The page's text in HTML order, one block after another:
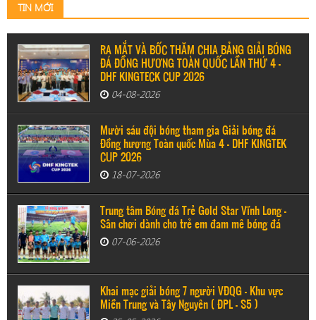
TIN MỚI
RA MẮT VÀ BỐC THĂM CHIA BẢNG GIẢI BÓNG
ĐÁ ĐỒNG HƯƠNG TOÀN QUỐC LẦN THỨ 4 –
DHF KINGTECK CUP 2026
04-08-2026
Mười sáu đội bóng tham gia Giải bóng đá
Đồng hương Toàn quốc Mùa 4 - DHF KINGTEK
CUP 2026
18-07-2026
Trung tâm Bóng đá Trẻ Gold Star Vĩnh Long -
Sân chơi dành cho trẻ em đam mê bóng đá
07-06-2026
Khai mạc giải bóng 7 người VĐQG - Khu vực
Miền Trung và Tây Nguyên ( ĐPL - S5 )